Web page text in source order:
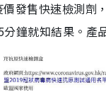
發售快速檢測
鐘就知結果。產